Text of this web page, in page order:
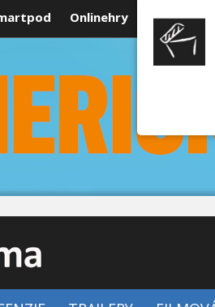
Onlinehry Rozprávky
RECENZIE